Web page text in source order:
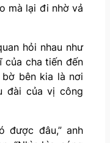
mà lại đi nhờ vả
hỏi nhau như
của cha tiến đến
bên kia là nơi
đài của vị công
được đâu,” anh